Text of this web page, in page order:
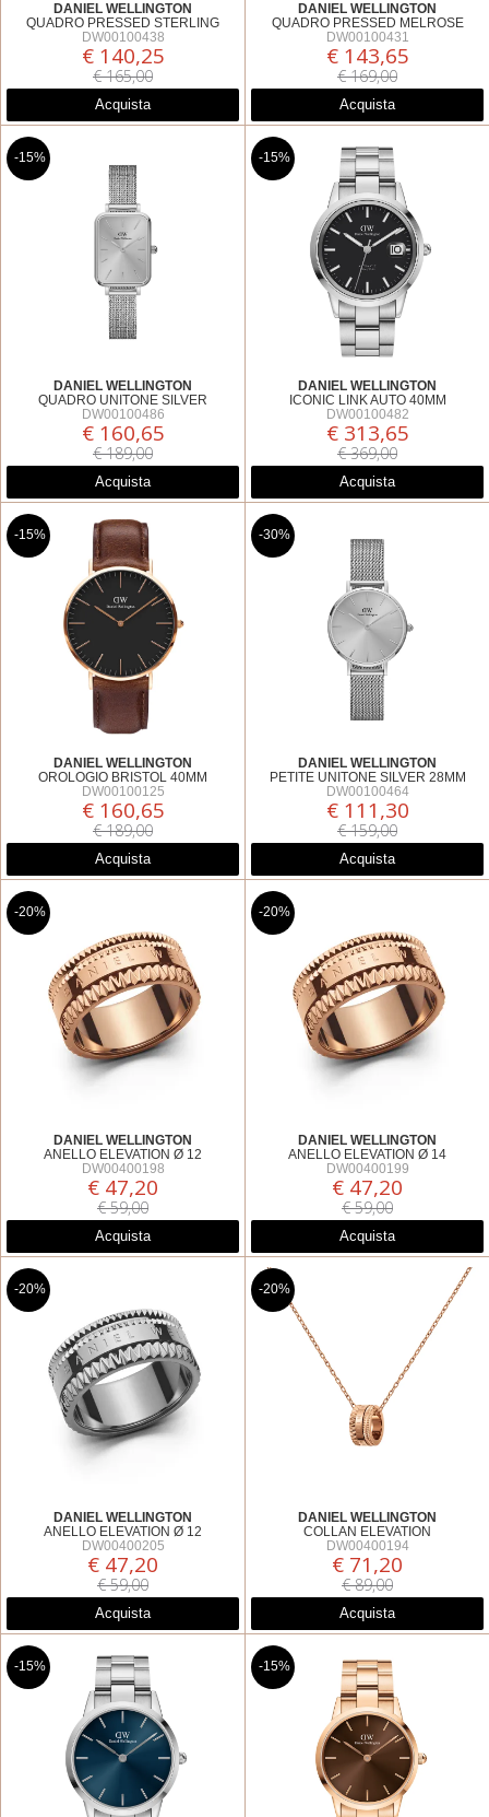
DANIEL WELLINGTON
QUADRO PRESSED STERLING
DW00100438
€ 140,25
€ 165,00
Acquista
DANIEL WELLINGTON
QUADRO PRESSED MELROSE
DW00100431
€ 143,65
€ 169,00
Acquista
-15%
DANIEL WELLINGTON
QUADRO UNITONE SILVER
DW00100486
€ 160,65
€ 189,00
Acquista
-15%
DANIEL WELLINGTON
ICONIC LINK AUTO 40MM
DW00100482
€ 313,65
€ 369,00
Acquista
-15%
DANIEL WELLINGTON
OROLOGIO BRISTOL 40MM
DW00100125
€ 160,65
€ 189,00
Acquista
-30%
DANIEL WELLINGTON
PETITE UNITONE SILVER 28MM
DW00100464
€ 111,30
€ 159,00
Acquista
-20%
DANIEL WELLINGTON
ANELLO ELEVATION Ø 12
DW00400198
€ 47,20
€ 59,00
Acquista
-20%
DANIEL WELLINGTON
ANELLO ELEVATION Ø 14
DW00400199
€ 47,20
€ 59,00
Acquista
-20%
DANIEL WELLINGTON
ANELLO ELEVATION Ø 12
DW00400205
€ 47,20
€ 59,00
Acquista
-20%
DANIEL WELLINGTON
COLLAN ELEVATION
DW00400194
€ 71,20
€ 89,00
Acquista
-15% -15%